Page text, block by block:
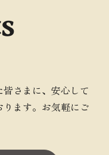
さまに、安心して
ます。お気軽にご